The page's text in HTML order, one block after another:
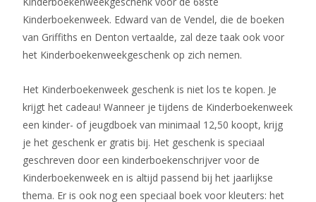
Kinderboekenweek. Edward van de Vendel, die de boeken
van Griffiths en Denton vertaalde, zal deze taak ook voor
het Kinderboekenweekgeschenk op zich nemen.
Het Kinderboekenweek geschenk is niet los te kopen. Je
krijgt het cadeau! Wanneer je tijdens de Kinderboekenweek
een kinder- of jeugdboek van minimaal 12,50 koopt, krijg
je het geschenk er gratis bij. Het geschenk is speciaal
geschreven door een kinderboekenschrijver voor de
Kinderboekenweek en is altijd passend bij het jaarlijkse
thema. Er is ook nog een speciaal boek voor kleuters: het